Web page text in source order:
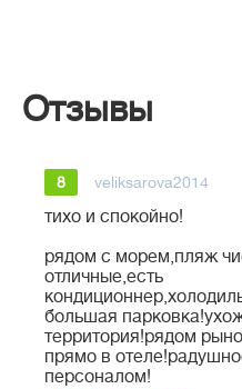
Отзывы
8 veliksarova2014
тихо и спокойно!
рядом с морем,пляж
отличные,есть
большая
территория!рядом
прямо в
персоналом!